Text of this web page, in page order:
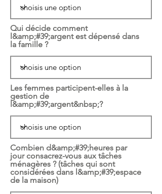
Qui décide comment
l&amp;#39;argent est dépensé dans
la famille ?
Les femmes participent-elles à la
gestion de
l&amp;#39;argent&nbsp;?
Combien d&amp;#39;heures par
jour consacrez-vous aux tâches
ménagères ? (tâches qui sont
considérées dans l&amp;#39;espace
de la maison)